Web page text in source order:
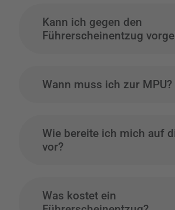
Kann ich gegen den
Führerscheinentzug
Wann muss ich zur MPU?
Wie bereite ich mich auf
vor?
Was kostet ein